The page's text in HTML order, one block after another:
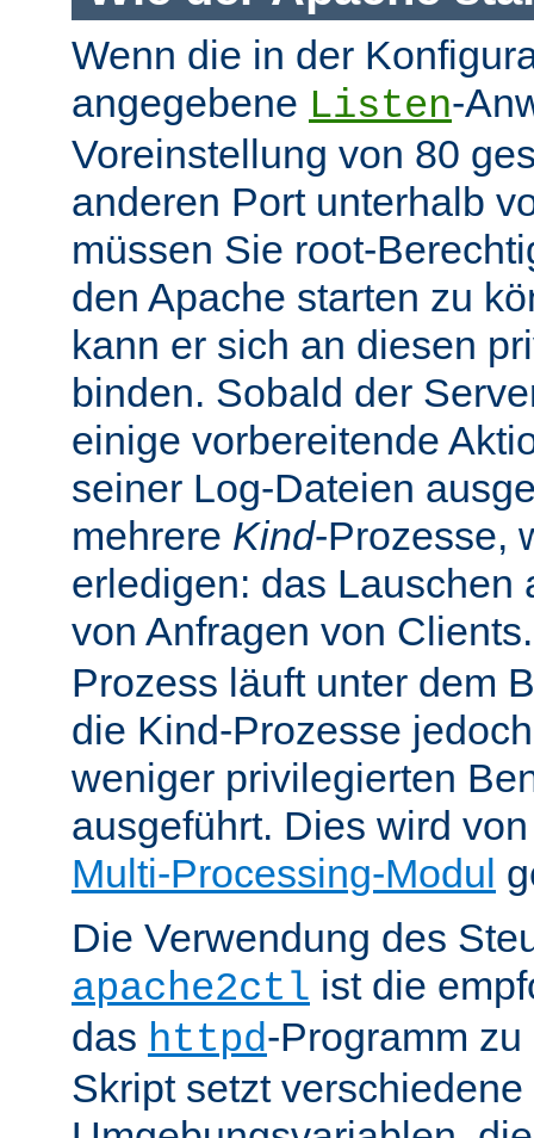
Wenn die in der
angegebene Listen-
Voreinstellung von 80
anderen Port unterhalb
müssen Sie root-
den Apache starten zu
kann er sich an diesen
binden. Sobald der
einige vorbereitende
seiner Log-Dateien
mehrere Kind-Prozesse,
erledigen: das Lauschen
von Anfragen von
Prozess läuft unter dem
die Kind-Prozesse
weniger privilegierten
ausgeführt. Dies wird
Multi-Processing-Modul
Die Verwendung des
apache2ctl ist die
das httpd-Programm
Skript setzt verschiedene